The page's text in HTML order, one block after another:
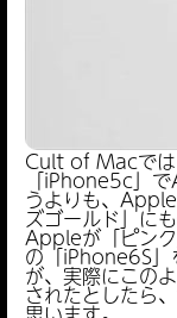
Cult of Macでは
「iPhone5c」
うよりも、
ズゴールド」に
Appleが「ピン
の「iPhone6S」
が、実際にこの
されたとしたら